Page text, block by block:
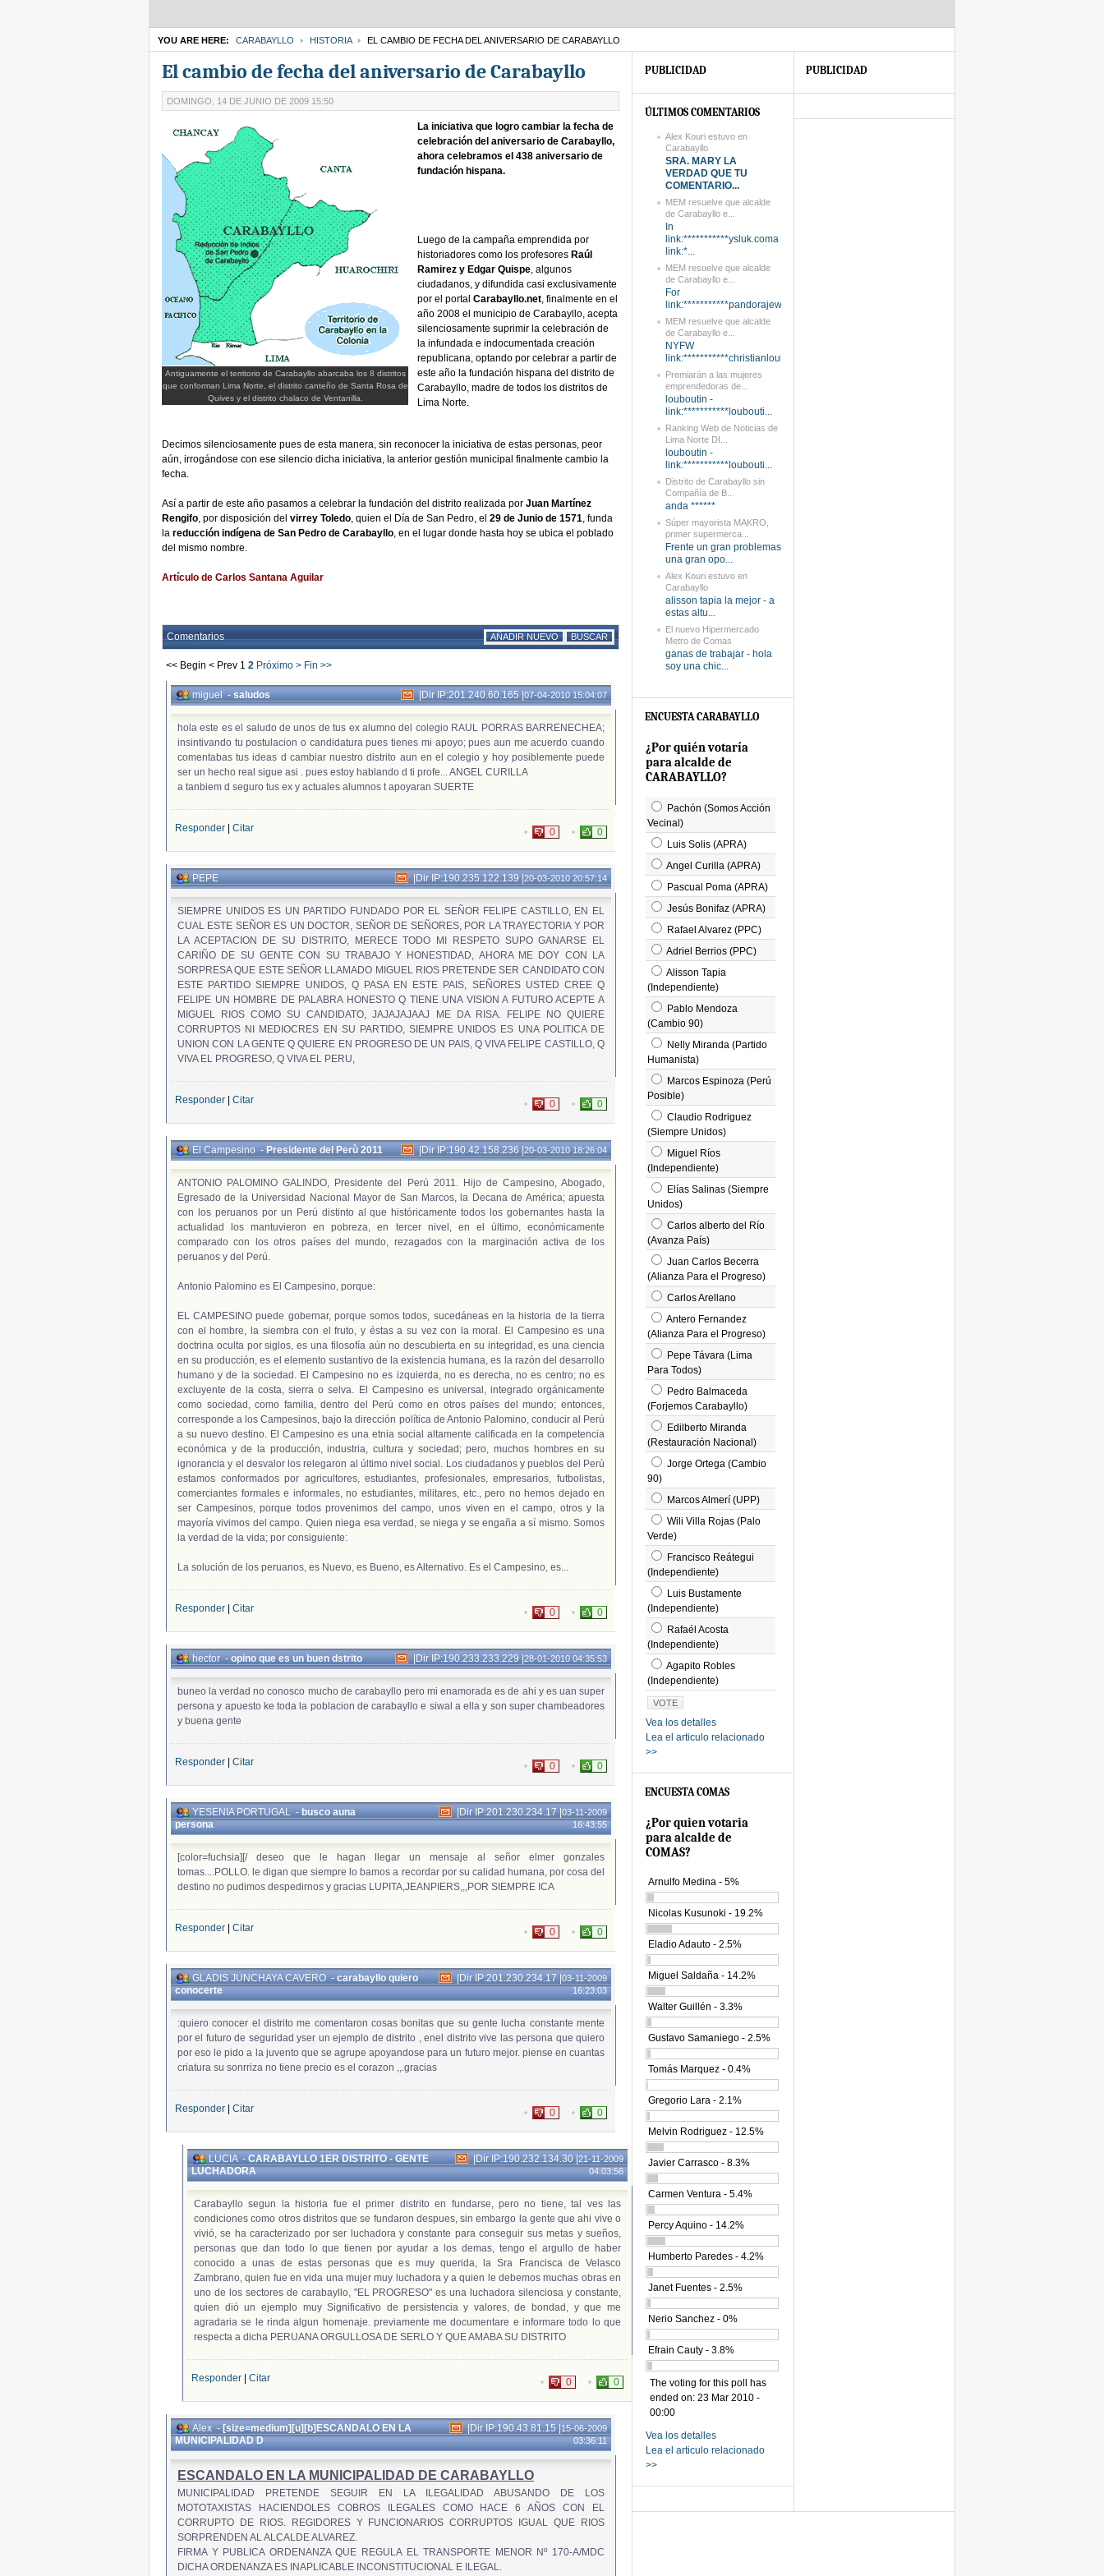
YOU ARE HERE: CARABAYLLO HISTORIA EL CAMBIO DE FECHA DEL ANIVERSARIO DE CARABAYLLO
El cambio de fecha del aniversario de Carabayllo
DOMINGO, 14 DE JUNIO DE 2009 15:50
Antiguamente el territorio de Carabayllo abarcaba los 8 distritos
que conforman Lima Norte, el distrito canteño de Santa Rosa de
Quives y el distrito chalaco de Ventanilla.
La iniciativa que logro cambiar la fecha de
celebración del aniversario de Carabayllo,
ahora celebramos el 438 aniversario de
fundación hispana.
Luego de la campaña emprendida por
historiadores como los profesores Raúl
Ramirez y Edgar Quispe, algunos
ciudadanos, y difundida casi exclusivamente
por el portalCarabayllo.net, finalmente en el
año 2008 el municipio de Carabayllo, acepta
silenciosamente suprimir la celebración de
la infundada e indocumentada creación
republicana, optando por celebrar a partir de
este año la fundación hispana del distrito de
Carabayllo, madre de todos los distritos de
Lima Norte.
Decimos silenciosamente pues de esta manera, sin reconocer la iniciativa de estas personas, peor
aún, irrogándose con ese silencio dicha iniciativa, la anterior gestión municipal finalmente cambio la
fecha.
Así a partir de este año pasamos a celebrar la fundación del distrito realizada por Juan Martínez
Rengifo, por disposición del virrey Toledo, quien el Día de San Pedro, el 29 de Junio de 1571, funda
la reducción indígena de San Pedro de Carabayllo, en el lugar donde hasta hoy se ubica el poblado
del mismo nombre.
Artículo de Carlos Santana Aguilar
Comentarios AÑADIR NUEVO BUSCAR
<< Begin < Prev 1 2 Próximo > Fin >>
miguel-saludos |Dir IP:201.240.60.165|07-04-2010 15:04:07
hola este es el saludo de unos de tus ex alumno del colegio RAUL PORRAS BARRENECHEA;
insintivando tu postulacion o candidatura pues tienes mi apoyo; pues aun me acuerdo cuando
comentabas tus ideas d cambiar nuestro distrito aun en el colegio y hoy posiblemente puede
ser un hecho real sigue asi . pues estoy hablando d ti profe... ANGEL CURILLA
a tanbiem d seguro tus ex y actuales alumnos t apoyaran SUERTE
Responder Citar 0
0
PEPE |Dir IP:190.235.122.139|20-03-2010 20:57:14
SIEMPRE UNIDOS ES UN PARTIDO FUNDADO POR EL SEÑOR FELIPE CASTILLO, EN EL
CUAL ESTE SEÑOR ES UN DOCTOR, SEÑOR DE SEÑORES, POR LA TRAYECTORIA Y POR
LA ACEPTACION DE SU DISTRITO, MERECE TODO MI RESPETO SUPO GANARSE EL
CARIÑO DE SU GENTE CON SU TRABAJO Y HONESTIDAD, AHORA ME DOY CON LA
SORPRESA QUE ESTE SEÑOR LLAMADO MIGUEL RIOS PRETENDE SER CANDIDATO CON
ESTE PARTIDO SIEMPRE UNIDOS, Q PASA EN ESTE PAIS, SEÑORES USTED CREE Q
FELIPE UN HOMBRE DE PALABRA HONESTO Q TIENE UNA VISION A FUTURO ACEPTE A
MIGUEL RIOS COMO SU CANDIDATO, JAJAJAJAAJ ME DA RISA. FELIPE NO QUIERE
CORRUPTOS NI MEDIOCRES EN SU PARTIDO, SIEMPRE UNIDOS ES UNA POLITICA DE
UNION CON LA GENTE Q QUIERE EN PROGRESO DE UN PAIS, Q VIVA FELIPE CASTILLO, Q
VIVA EL PROGRESO, Q VIVA EL PERU,
Responder Citar 0
0
El Campesino-Presidente del Perù 2011 |Dir IP:190.42.158.236|20-03-2010 18:26:04
ANTONIO PALOMINO GALINDO, Presidente del Perú 2011. Hijo de Campesino, Abogado,
Egresado de la Universidad Nacional Mayor de San Marcos, la Decana de América; apuesta
con los peruanos por un Perú distinto al que históricamente todos los gobernantes hasta la
actualidad los mantuvieron en pobreza, en tercer nivel, en el último, económicamente
comparado con los otros países del mundo, rezagados con la marginación activa de los
peruanos y del Perú.
Antonio Palomino es El Campesino, porque:
EL CAMPESINO puede gobernar, porque somos todos, sucedáneas en la historia de la tierra
con el hombre, la siembra con el fruto, y éstas a su vez con la moral. El Campesino es una
doctrina oculta por siglos, es una filosofía aún no descubierta en su integridad, es una ciencia
en su producción, es el elemento sustantivo de la existencia humana, es la razón del desarrollo
humano y de la sociedad. El Campesino no es izquierda, no es derecha, no es centro; no es
excluyente de la costa, sierra o selva. El Campesino es universal, integrado orgánicamente
como sociedad, como familia, dentro del Perú como en otros países del mundo; entonces,
corresponde a los Campesinos, bajo la dirección política de Antonio Palomino, conducir al Perú
a su nuevo destino. El Campesino es una etnia social altamente calificada en la competencia
económica y de la producción, industria, cultura y sociedad; pero, muchos hombres en su
ignorancia y el desvalor los relegaron al último nivel social. Los ciudadanos y pueblos del Perú
estamos conformados por agricultores, estudiantes, profesionales, empresarios, futbolistas,
comerciantes formales e informales, no estudiantes, militares, etc., pero no hemos dejado en
ser Campesinos, porque todos provenimos del campo, unos viven en el campo, otros y la
mayoría vivimos del campo. Quien niega esa verdad, se niega y se engaña a sí mismo. Somos
la verdad de la vida; por consiguiente:
La solución de los peruanos, es Nuevo, es Bueno, es Alternativo. Es el Campesino, es...
Responder Citar 0
0
hector-opino que es un buen dstrito |Dir IP:190.233.233.229|28-01-2010 04:35:53
buneo la verdad no conosco mucho de carabayllo pero mi enamorada es de ahi y es uan super
persona y apuesto ke toda la poblacion de carabayllo e siwal a ella y son super chambeadores
y buena gente
Responder Citar 0
0
YESENIA PORTUGAL-busco auna
persona
|Dir IP:201.230.234.17|03-11-2009
16:43:55
[color=fuchsia][/ deseo que le hagan llegar un mensaje al señor elmer gonzales
tomas....POLLO. le digan que siempre lo bamos a recordar por su calidad humana, por cosa del
destino no pudimos despedirnos y gracias LUPITA,JEANPIERS,,,POR SIEMPRE ICA
Responder Citar 0
0
GLADIS JUNCHAYA CAVERO-carabayllo quiero
conocerte
|Dir IP:201.230.234.17|03-11-2009
16:23:03
:quiero conocer el distrito me comentaron cosas bonitas que su gente lucha constante mente
por el futuro de seguridad yser un ejemplo de distrito , enel distrito vive las persona que quiero
por eso le pido a la juvento que se agrupe apoyandose para un futuro mejor. piense en cuantas
criatura su sonrriza no tiene precio es el corazon ,,.gracias
Responder Citar 0
0
LUCIA-CARABAYLLO 1ER DISTRITO - GENTE
LUCHADORA
|Dir IP:190.232.134.30|21-11-2009
04:03:56
Carabayllo segun la historia fue el primer distrito en fundarse, pero no tiene, tal ves las
condiciones como otros distritos que se fundaron despues, sin embargo la gente que ahi vive o
vivió, se ha caracterizado por ser luchadora y constante para conseguir sus metas y sueños,
personas que dan todo lo que tienen por ayudar a los demas, tengo el argullo de haber
conocido a unas de estas personas que es muy querida, la Sra Francisca de Velasco
Zambrano, quien fue en vida una mujer muy luchadora y a quien le debemos muchas obras en
uno de los sectores de carabayllo, "EL PROGRESO" es una luchadora silenciosa y constante,
quien dió un ejemplo muy Significativo de persistencia y valores, de bondad, y que me
agradaria se le rinda algun homenaje. previamente me documentare e informare todo lo que
respecta a dicha PERUANA ORGULLOSA DE SERLO Y QUE AMABA SU DISTRITO
Responder Citar 0
0
Alex-[size=medium][u][b]ESCANDALO EN LA
MUNICIPALIDAD D
|Dir IP:190.43.81.15|15-06-2009
03:36:11
ESCANDALO EN LA MUNICIPALIDAD DE CARABAYLLO
MUNICIPALIDAD PRETENDE SEGUIR EN LA ILEGALIDAD ABUSANDO DE LOS
MOTOTAXISTAS HACIENDOLES COBROS ILEGALES COMO HACE 6 AÑOS CON EL
CORRUPTO DE RIOS. REGIDORES Y FUNCIONARIOS CORRUPTOS IGUAL QUE RIOS
SORPRENDEN AL ALCALDE ALVAREZ.
FIRMA Y PUBLICA ORDENANZA QUE REGULA EL TRANSPORTE MENOR Nº 170-A/MDC
DICHA ORDENANZA ES INAPLICABLE INCONSTITUCIONAL E ILEGAL.
PUBLICIDAD
ÚLTIMOS COMENTARIOS
Alex Kouri estuvo en
Carabayllo
SRA. MARY LA
VERDAD QUE TU
COMENTARIO...
MEM resuelve que alcalde
de Carabayllo e...
In
link:***********ysluk.coma
link:*...
MEM resuelve que alcalde
de Carabayllo e...
For
link:***********pandorajewelrysal...
MEM resuelve que alcalde
de Carabayllo e...
NYFW
link:***********christianloubou...
Premiarán a las mujeres
emprendedoras de...
louboutin -
link:***********loubouti...
Ranking Web de Noticias de
Lima Norte DI...
louboutin -
link:***********loubouti...
Distrito de Carabayllo sin
Compañía de B...
anda ******
Súper mayorista MAKRO,
primer supermerca...
Frente un gran problemas
una gran opo...
Alex Kouri estuvo en
Carabayllo
alisson tapia la mejor - a
estas altu...
El nuevo Hipermercado
Metro de Comas
ganas de trabajar - hola
soy una chic...
ENCUESTA CARABAYLLO
¿Por quién votaría
para alcalde de
CARABAYLLO?
Pachón (Somos Acción
Vecinal)
Luis Solis (APRA)
Angel Curilla (APRA)
Pascual Poma (APRA)
Jesús Bonifaz (APRA)
Rafael Alvarez (PPC)
Adriel Berrios (PPC)
Alisson Tapia
(Independiente)
Pablo Mendoza
(Cambio 90)
Nelly Miranda (Partido
Humanista)
Marcos Espinoza (Perú
Posible)
Claudio Rodriguez
(Siempre Unidos)
Miguel Ríos
(Independiente)
Elías Salinas (Siempre
Unidos)
Carlos alberto del Río
(Avanza País)
Juan Carlos Becerra
(Alianza Para el Progreso)
Carlos Arellano
Antero Fernandez
(Alianza Para el Progreso)
Pepe Távara (Lima
Para Todos)
Pedro Balmaceda
(Forjemos Carabayllo)
Edilberto Miranda
(Restauración Nacional)
Jorge Ortega (Cambio
90)
Marcos Almerí (UPP)
Wili Villa Rojas (Palo
Verde)
Francisco Reátegui
(Independiente)
Luis Bustamente
(Independiente)
Rafaél Acosta
(Independiente)
Agapito Robles
(Independiente)
Vea los detalles
Lea el articulo relacionado
>>
ENCUESTA COMAS
¿Por quien votaria
para alcalde de
COMAS?
Arnulfo Medina - 5%
Nicolas Kusunoki - 19.2%
Eladio Adauto - 2.5%
Miguel Saldaña - 14.2%
Walter Guillén - 3.3%
Gustavo Samaniego - 2.5%
Tomás Marquez - 0.4%
Gregorio Lara - 2.1%
Melvin Rodriguez - 12.5%
Javier Carrasco - 8.3%
Carmen Ventura - 5.4%
Percy Aquino - 14.2%
Humberto Paredes - 4.2%
Janet Fuentes - 2.5%
Nerio Sanchez - 0%
Efrain Cauty - 3.8%
The voting for this poll has
ended on: 23 Mar 2010 -
00:00
Vea los detalles
Lea el articulo relacionado
>>
PUBLICIDAD